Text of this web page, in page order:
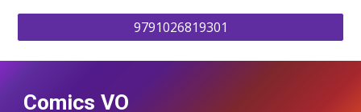
9791026819301
Comics VO